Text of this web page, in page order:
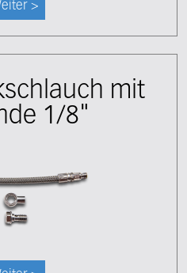
>
mit
1/8"